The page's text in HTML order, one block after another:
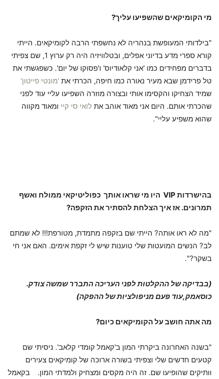
מי הקומיקאים שהשפיעו עליך?
"בילדותי המעופשת בנהריה לא נחשפתי הרבה לקומיקאים. הייתי
קורא ספרי מדע בדיוני אפלים, ובטלוויזיה היה רק ערוץ 1, שם צפיתי
בדברים מפחידים כמו 'אני קלאודיוס' ו'פסוקו של יום'. כשפגשתי את
טל פרידמן שבא מעיר נאורה כמו חיפה, הכרתי את 'מונטי פייטון'
שמיד הצחיקו והקסימו אותי ובצורה מוזרה השפיעו עליי עוד לפני
שהכרתי אותם. היום אני מאוד אוהב את לואי סי קיי ומאוד מקווה
שהוא משפיע עליי".
בהישרדות VIP היו מי שראו אותך כפוליטיקאי ממולח ואשף
תמרונים. אז איך הצלחת להסתיר את הזקפה?
"מה לא ראו אותה? הייתי שם בזקפה מתמדת, מטורפת!!! לא שמתם
לב? הנשים המועטות שלי טוענות שיש לי זקפת אימים. האם אני חי
בשקר?".
(בבדיקה של ההקלטות לפני העריכה התברר שמשה צודק.
כוסאמק,עוד פעם מניפולציות של ההפקה)
מה אתה חושב על הקומיקאים כיום?
"בשנה האחרונה ביקרתי המון ב'קאמל קומדי קלאב'. ניסיתי שם
קטעים חדשים שלי וצפיתי בשורה ארוכה של קומיקאים צעירים
וותיקים שהופיעו שם. זה היה מקסים ומצחיק ולמדתי המון. בקאמל